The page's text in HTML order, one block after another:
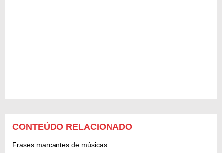
CONTEÚDO RELACIONADO
Frases marcantes de músicas